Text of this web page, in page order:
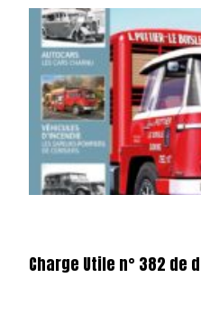
Charge Utile n° 382 de